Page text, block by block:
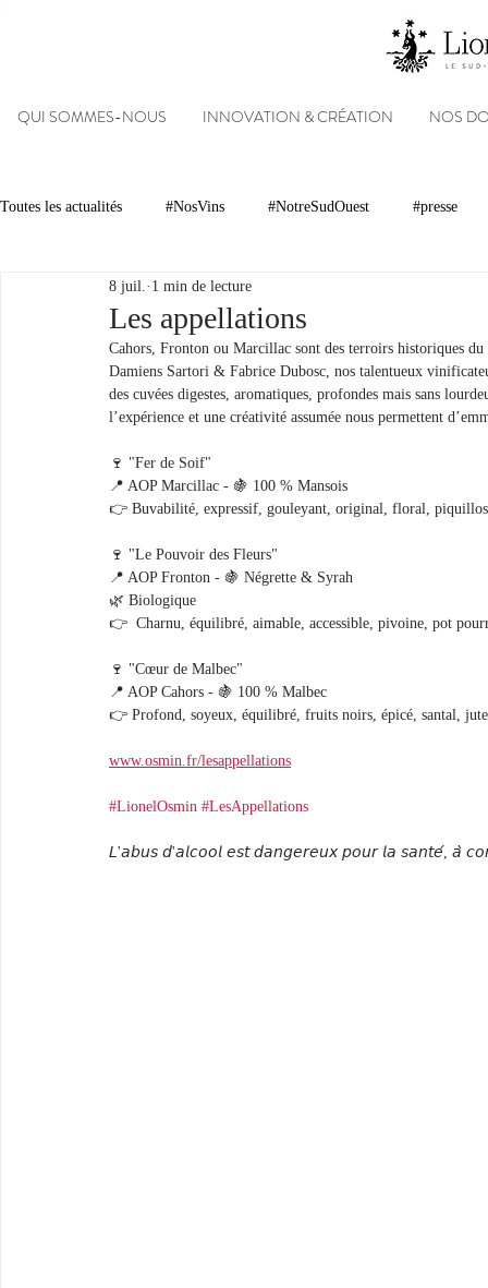
QUI SOMMES-NOUS INNOVATION & CRÉATION NOS
Toutes les actualités #NosVins #NotreSudOuest #presse
Chambre d’Amour Vins
Dégustations Evénements Réseaux sociaux
#NosDomaines
Les appellations
8 juil. 1 min de lecture
Cahors, Fronton ou Marcillac sont des terroirs historiques
Damiens Sartori & Fabrice Dubosc, nos talentueux
des cuvées digestes, aromatiques, profondes mais sans
l’expérience et une créativité assumée nous permettent
🍷 "Fer de Soif"
📍 AOP Marcillac - 🍇 100 % Mansois
👉 Buvabilité, expressif, gouleyant, original, floral,
🍷 "Le Pouvoir des Fleurs"
📍 AOP Fronton - 🍇 Négrette & Syrah
🌿 Biologique
👉  Charnu, équilibré, aimable, accessible, pivoine, pot
🍷 "Cœur de Malbec"
📍 AOP Cahors - 🍇 100 % Malbec
👉 Profond, soyeux, équilibré, fruits noirs, épicé, santal,
www.osmin.fr/lesappellations
#LionelOsmin #LesAppellations
𝘓'𝘢𝘣𝘶𝘴 𝘥'𝘢𝘭𝘤𝘰𝘰𝘭 𝘦𝘴𝘵 𝘥𝘢𝘯𝘨𝘦𝘳𝘦𝘶𝘹 𝘱𝘰𝘶𝘳 𝘭𝘢 𝘴𝘢𝘯𝘵𝘦́, 𝘢̀